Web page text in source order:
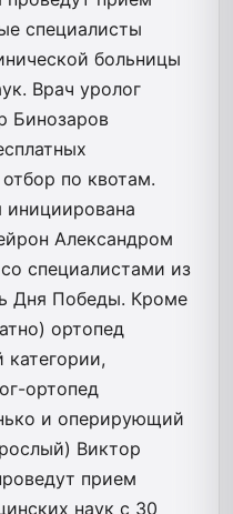
специалисты
больницы
Врач уролог
Бинозаров
по квотам.
инициирована
Александром
специалистами из
Дня Победы. Кроме
ортопед
категории,
ортопед
и оперирующий
Виктор
прием
наук с 30